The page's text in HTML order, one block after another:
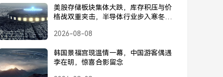
美股存储板块集体大跌，库存积压与价
格战双重夹击，半导体行业步入寒冬？
格战夹击，半导体行业寒冬将至
2026-08-08
韩国景福宫现温情一幕，中国游客偶遇
李在明，惊喜合影留念